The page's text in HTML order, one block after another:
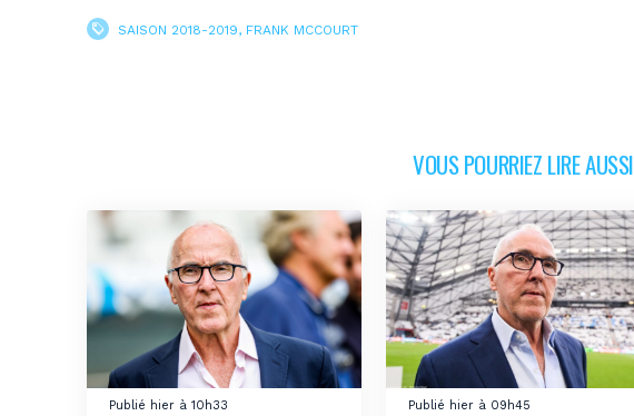
SAISON 2018-2019, FRANK MCCOURT
VOUS POURRIEZ LIRE AUSSI
Publié hier à 10h33 Publié hier à 09h45